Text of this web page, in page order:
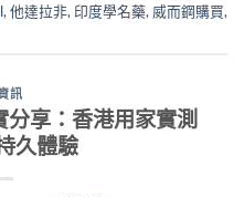
, 他達拉非, 印度學名藥, 威而鋼購買,
訊
享：香港用家實測
久體驗